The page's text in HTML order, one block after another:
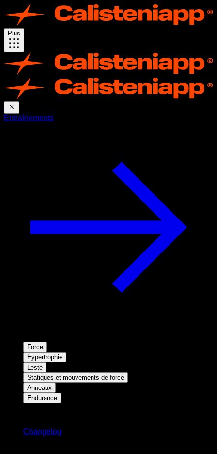
Plus
Entraînements
Force
Hypertrophie
Lesté
Statiques et mouvements de force
Anneaux
Endurance
Changelog